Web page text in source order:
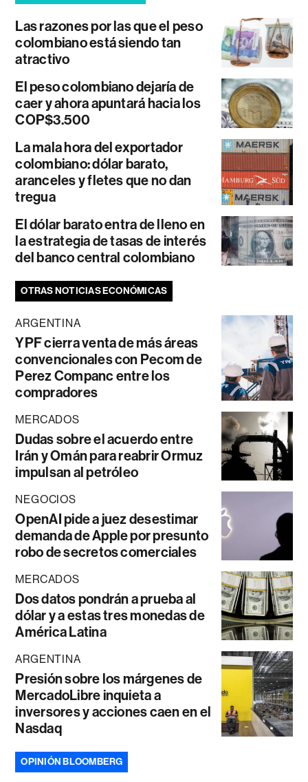
Las razones por las que el peso
colombiano está siendo tan
atractivo
El peso colombiano dejaría de
caer y ahora apuntará hacia los
COP$3.500
La mala hora del exportador
colombiano: dólar barato,
aranceles y fletes que no dan
tregua
El dólar barato entra de lleno en
la estrategia de tasas de interés
del banco central colombiano
OTRAS NOTICIAS ECONÓMICAS
ARGENTINA
YPF cierra venta de más áreas
convencionales con Pecom de
Perez Companc entre los
compradores
MERCADOS
Dudas sobre el acuerdo entre
Irán y Omán para reabrir Ormuz
impulsan al petróleo
NEGOCIOS
OpenAI pide a juez desestimar
demanda de Apple por presunto
robo de secretos comerciales
MERCADOS
Dos datos pondrán a prueba al
dólar y a estas tres monedas de
América Latina
ARGENTINA
Presión sobre los márgenes de
MercadoLibre inquieta a
inversores y acciones caen en el
Nasdaq
OPINIÓN BLOOMBERG